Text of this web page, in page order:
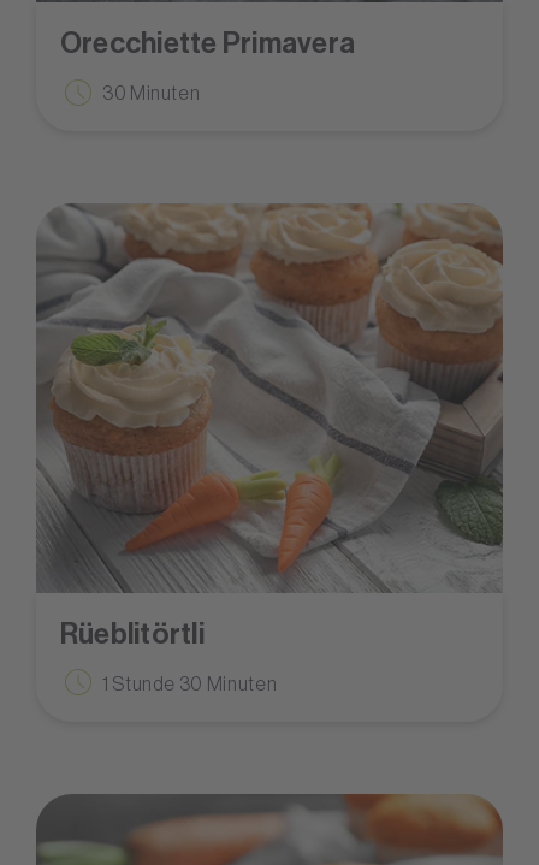
Orecchiette Primavera
30 Minuten
Rüeblitörtli
1 Stunde 30 Minuten